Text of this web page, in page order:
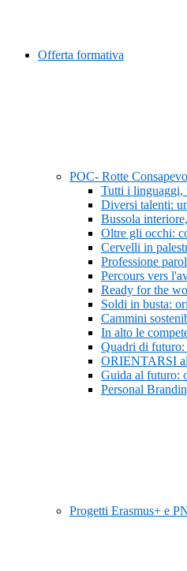
Offerta formativa
POC- Rotte
Tutti i linguaggi,
Diversi talenti:
Bussola
Oltre gli occhi:
Cervelli in
Professione
Percours vers
Ready for the
Soldi in busta:
Cammini
In alto le
Quadri di futuro:
ORIENTARSI
Guida al futuro:
Personal
Progetti Erasmus+ e